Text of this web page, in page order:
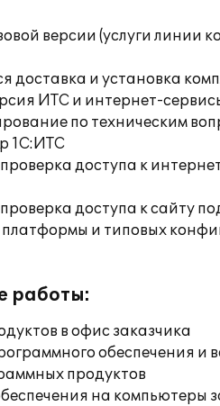
версии (услуги линии
доставка и установка
ИТС и интернет-
по техническим
1С:ИТС
доступа к
доступа к сайту
и типовых
работы:
в офис заказчика
обеспечения и
продуктов
на компьютеры